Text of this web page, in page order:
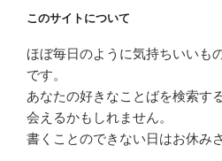
このサイトについて
ほぼ毎日のように気持ちいいも
です。
あなたの好きなことばを検索す
会えるかもしれません。
書くことのできない日はお休み